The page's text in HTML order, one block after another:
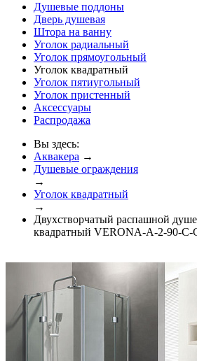
Душевые поддоны
Дверь душевая
Штора на ванну
Уголок радиальный
Уголок прямоугольный
Уголок квадратный
Уголок пятиугольный
Уголок пристенный
Аксессуары
Распродажа
Вы здесь:
Аквакера →
Душевые ограждения
→
Уголок квадратный
→
Двухстворчатый распашной
квадратный VERONA-A-2-90-C-